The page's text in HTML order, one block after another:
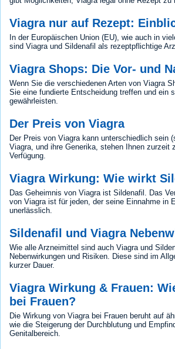
Viagra nur auf Rezept:
In der Europäischen Union (EU), wie auch in
sind Viagra und Sildenafil als rezeptpflichtige
Viagra Shops: Die Vor- und
Wenn Sie die verschiedenen Arten von Viagra
Sie eine fundierte Entscheidung treffen und ein
gewährleisten.
Der Preis von Viagra
Der Preis von Viagra kann unterschiedlich sein
Viagra, und ihre Generika, stehen Ihnen zurzeit
Verfügung.
Viagra Wirkung: Wie wirkt
Das Geheimnis von Viagra ist Sildenafil. Das
von Viagra ist für jeden, der seine Einnahme in
unerlässlich.
Sildenafil und Viagra
Wie alle Arzneimittel sind auch Viagra und
Nebenwirkungen und Risiken. Diese sind im
kurzer Dauer.
Viagra Wirkung & Frauen:
bei Frauen?
Die Wirkung von Viagra bei Frauen beruht auf
wie die Steigerung der Durchblutung und
Genitalbereich.